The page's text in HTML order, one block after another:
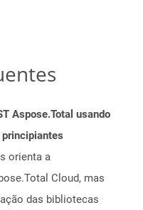
Aspose.Total usando
principiantes
orienta a
Cloud, mas
das bibliotecas